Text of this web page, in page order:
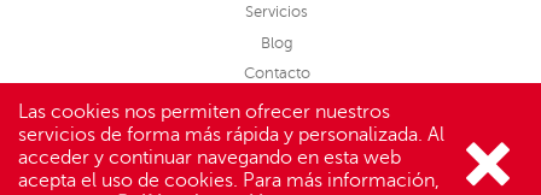
Servicios
Blog
Contacto
Sitemap
Aviso Legal
Facebook
Linkedin
TwitterSlideshare
Las cookies nos permiten ofrecer nuestros
servicios de forma más rápida y personalizada. Al
acceder y continuar navegando en esta web
acepta el uso de cookies. Para más información,